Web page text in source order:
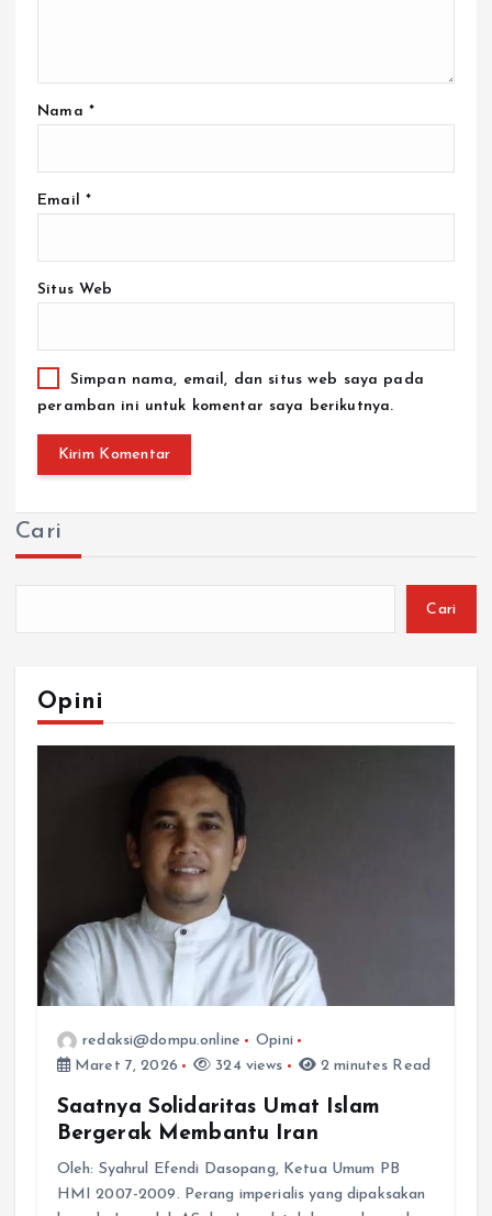
Nama *
Email *
Situs Web
Simpan nama, email, dan situs web saya pada
peramban ini untuk komentar saya berikutnya.
Cari
Cari
Opini
redaksi@dompu.online
Opini
Maret 7, 2026
324 views 2 minutes Read
Saatnya Solidaritas Umat Islam
Bergerak Membantu Iran
Oleh: Syahrul Efendi Dasopang, Ketua Umum PB
HMI 2007-2009. Perang imperialis yang dipaksakan